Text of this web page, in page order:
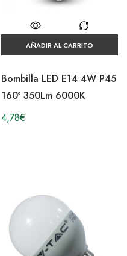
AÑADIR AL CARRITO
Bombilla LED E14 4W P45
160º 350Lm 6000K
4,78€